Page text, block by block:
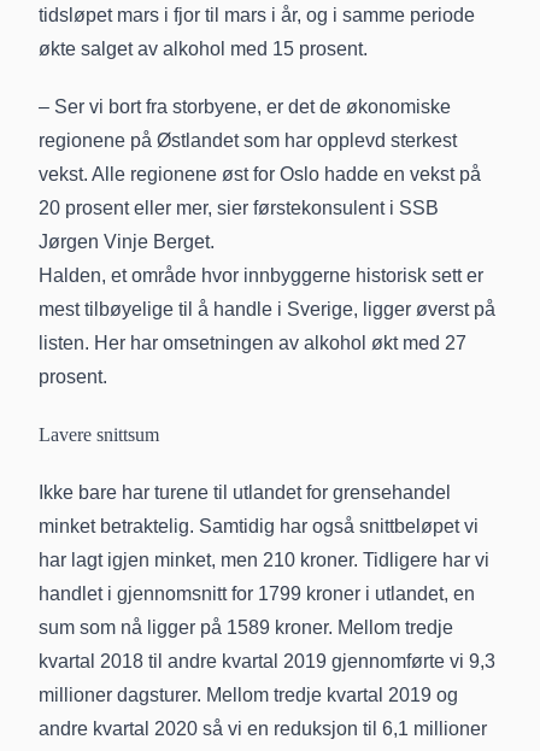
tidsløpet mars i fjor til mars i år, og i samme periode
økte salget av alkohol med 15 prosent.
– Ser vi bort fra storbyene, er det de økonomiske
regionene på Østlandet som har opplevd sterkest
vekst. Alle regionene øst for Oslo hadde en vekst på
20 prosent eller mer, sier førstekonsulent i SSB
Jørgen Vinje Berget.
Halden, et område hvor innbyggerne historisk sett er
mest tilbøyelige til å handle i Sverige, ligger øverst på
listen. Her har omsetningen av alkohol økt med 27
prosent.
Lavere snittsum
Ikke bare har turene til utlandet for grensehandel
minket betraktelig. Samtidig har også snittbeløpet vi
har lagt igjen minket, men 210 kroner. Tidligere har vi
handlet i gjennomsnitt for 1799 kroner i utlandet, en
sum som nå ligger på 1589 kroner. Mellom tredje
kvartal 2018 til andre kvartal 2019 gjennomførte vi 9,3
millioner dagsturer. Mellom tredje kvartal 2019 og
andre kvartal 2020 så vi en reduksjon til 6,1 millioner